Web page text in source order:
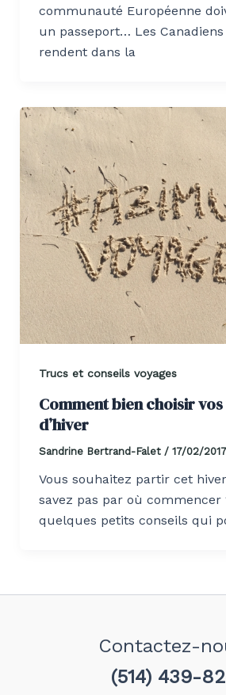
communauté Européenne
un passeport… Les
rendent dans la
Trucs et conseils voyages
Comment bien choisir
d’hiver
Sandrine Bertrand-Falet / 17/02/2017
Vous souhaitez partir cet
savez pas par où commencer
quelques petits conseils qui
Contactez-
(514) 439-